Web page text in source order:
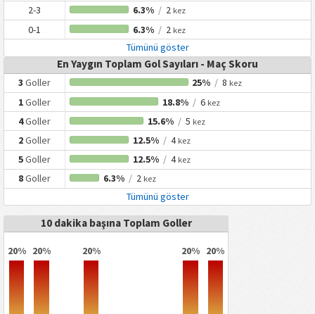
2-3 6.3% /2 kez
0-1 6.3% /2 kez
Tümünü göster
En Yaygın Toplam Gol Sayıları - Maç Skoru
3Goller 25% / 8 kez
1Goller 18.8% /6 kez
4Goller 15.6% /5 kez
2Goller 12.5% /4 kez
5Goller 12.5% /4 kez
8Goller 6.3% /2 kez
Tümünü göster
10 dakika başına Toplam Goller
20% 20% 20% 20% 20%